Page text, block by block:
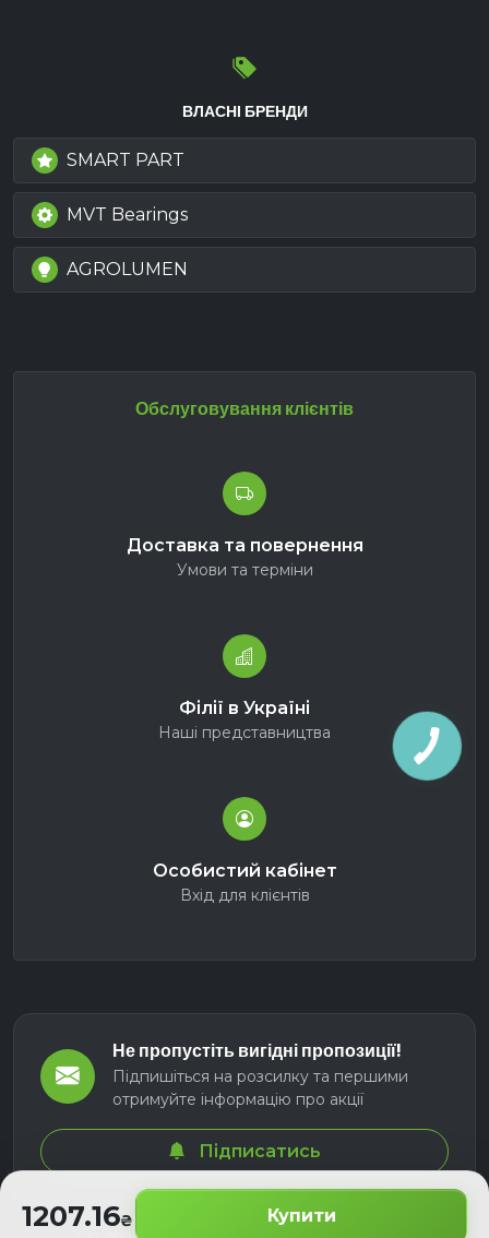
1207.16 Купити
ВЛАСНІ БРЕНДИ
SMART PART
MVT Bearings
AGROLUMEN
Обслуговування клієнтів
Доставка та повернення
Умови та терміни
Філії в Україні
Наші представництва
Особистий кабінет
Вхід для клієнтів
Не пропустіть вигідні пропозиції!
Підпишіться на розсилку та першими
отримуйте інформацію про акції
Підписатись